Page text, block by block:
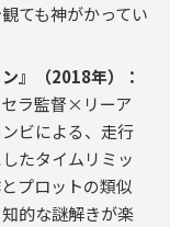
ても神がかってい
』（2018年）：
ラ監督×リーア
ビによる、走行
たタイムリミッ
プロットの類似
的な謎解きが楽